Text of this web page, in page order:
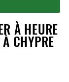
À HEURE
CHYPRE